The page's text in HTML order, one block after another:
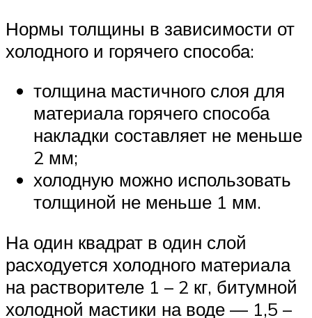
Нормы толщины в зависимости от
холодного и горячего способа:
толщина мастичного слоя для
материала горячего способа
накладки составляет не меньше
2 мм;
холодную можно использовать
толщиной не меньше 1 мм.
На один квадрат в один слой
расходуется холодного материала
на растворителе 1 – 2 кг, битумной
холодной мастики на воде — 1,5 –